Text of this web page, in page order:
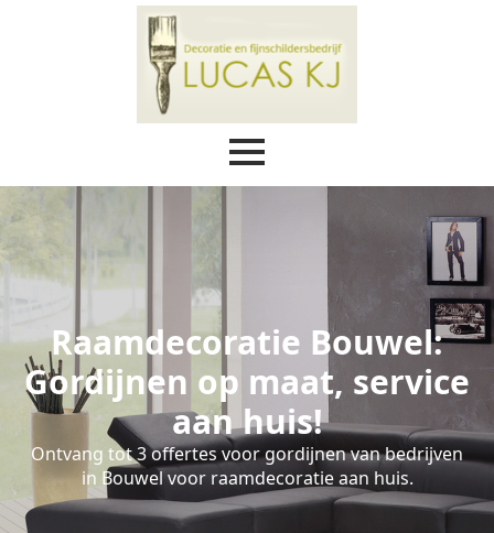
Raamdecoratie Bouwel:
Gordijnen op maat, service
aan huis!
Ontvang tot 3 offertes voor gordijnen van bedrijven
in Bouwel voor raamdecoratie aan huis.